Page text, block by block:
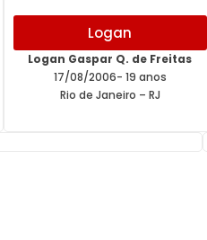
Logan
Logan Gaspar Q. de Freitas
17/08/2006- 19 anos
Rio de Janeiro – RJ